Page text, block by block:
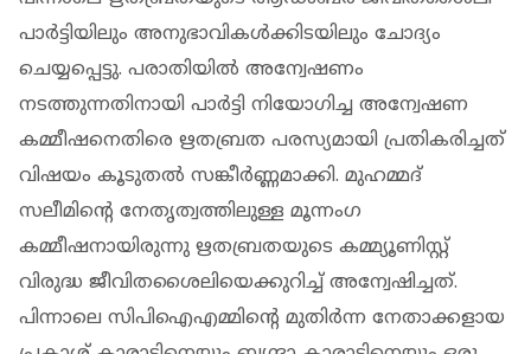
പാർട്ടിയിലും അനുഭാവികൾക്കിടയിലും ചോദ്യം
ചെയ്യപ്പെട്ടു. പരാതിയിൽ അന്വേഷണം
നടത്തുന്നതിനായി പാർട്ടി നിയോ​ഗിച്ച അന്വേഷണ
കമ്മീഷനെതിരെ ഋതബ്രത പരസ്യമായി പ്രതികരിച്ചത്
വിഷയം കൂടുതൽ സങ്കീർണ്ണമാക്കി. മുഹമ്മദ്
സലീമിൻ്റെ നേതൃത്വത്തിലുള്ള മൂന്നംഗ
കമ്മീഷനായിരുന്നു ഋതബ്രതയുടെ കമ്മ്യൂണിസ്റ്റ്
വിരുദ്ധ ജീവിതശൈലിയെക്കുറിച്ച് അന്വേഷിച്ചത്.
പിന്നാലെ സിപിഐഎമ്മിൻ്റെ മുതിർന്ന നേതാക്കളായ